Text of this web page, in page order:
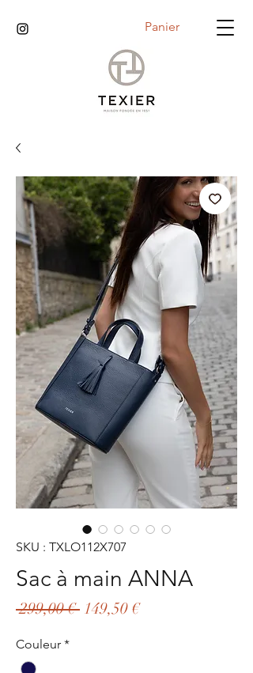
Panier
SKU : TXLO112X707
Sac à main ANNA
299,00 € Prix
149,50 €Prix
Couleur *